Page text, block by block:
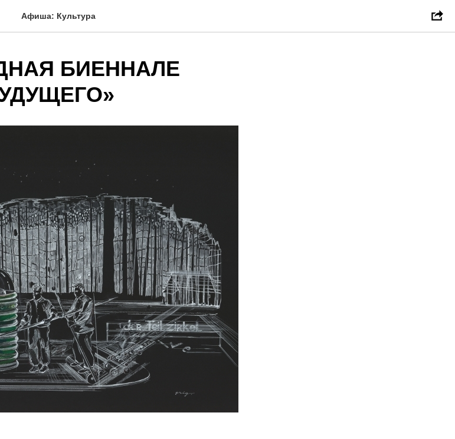
Афиша: Культура
БИЕННАЛЕ